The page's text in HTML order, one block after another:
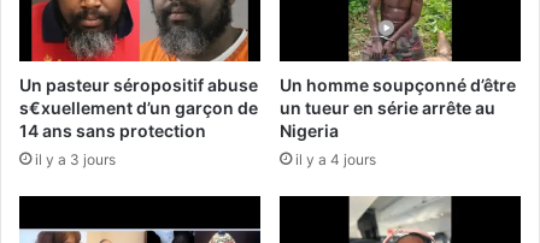
Un pasteur séropositif abuse
s€xuellement d’un garçon de
14 ans sans protection
il y a 3 jours
Un homme soupçonné d’être
un tueur en série arrête au
Nigeria
il y a 4 jours